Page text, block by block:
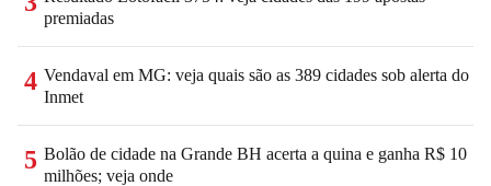
premiadas
4 Vendaval em MG: veja quais são as 389 cidades sob alerta do
Inmet
5 Bolão de cidade na Grande BH acerta a quina e ganha R$ 10
milhões; veja onde